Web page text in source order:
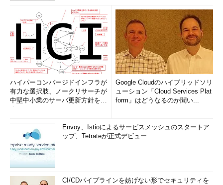
ハイパーコンバージドインフラが
有力な選択肢、ノークリサーチが
中堅中小業のサーバ更新方針を調
Google Cloudのハイブリッドソリ
ューション「Cloud Services Plat
form」はどうなるのか聞い...
Envoy、Istioによるサービスメッシュのスタートア
ップ、Tetrateが正式デビュー
CI/CDパイプラインを妨げない形でセキュリティを